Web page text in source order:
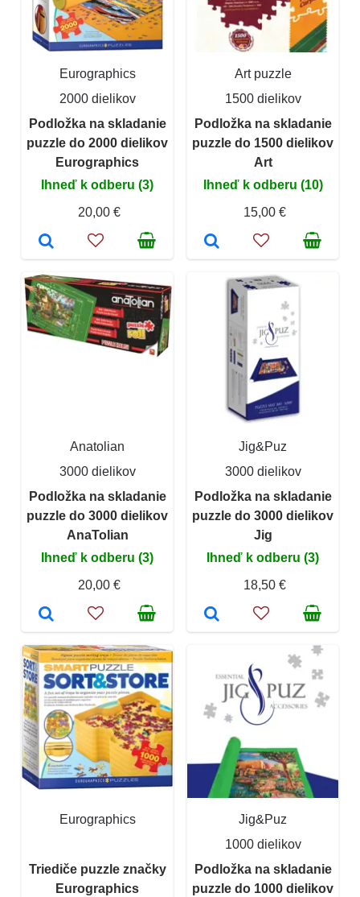
Eurographics
2000 dielikov
Podložka na skladanie
puzzle do 2000 dielikov
Eurographics
Ihneď k odberu (3)
20,00 €
Art puzzle
1500 dielikov
Podložka na skladanie
puzzle do 1500 dielikov
Art
Ihneď k odberu (10)
15,00 €
Anatolian
3000 dielikov
Podložka na skladanie
puzzle do 3000 dielikov
AnaTolian
Ihneď k odberu (3)
20,00 €
Jig&Puz
3000 dielikov
Podložka na skladanie
puzzle do 3000 dielikov
Jig
Ihneď k odberu (3)
18,50 €
Eurographics
Triediče puzzle značky
Eurographics
Jig&Puz
1000 dielikov
Podložka na skladanie
puzzle do 1000 dielikov